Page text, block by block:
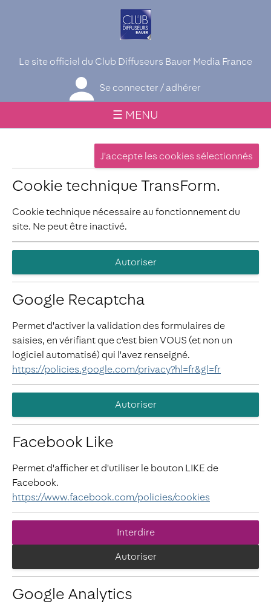
Le site officiel du Club Diffuseurs Bauer Media France
Se connecter / adhérer
☰ MENU
Cookie technique TransForm.
Cookie technique nécessaire au fonctionnement du
site. Ne peut être inactivé.
Autoriser
Google Recaptcha
Permet d'activer la validation des formulaires de
saisies, en vérifiant que c'est bien VOUS (et non un
logiciel automatisé) qui l'avez renseigné.
https://policies.google.com/privacy?hl=fr&gl=fr
Autoriser
Facebook Like
Permet d'afficher et d'utiliser le bouton LIKE de
Facebook.
https://www.facebook.com/policies/cookies
Interdire
Autoriser
Google Analytics